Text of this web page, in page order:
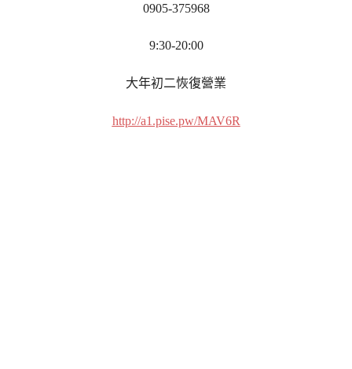
0905-375968
9:30-20:00
大年初二恢復營業
http://a1.pise.pw/MAV6R